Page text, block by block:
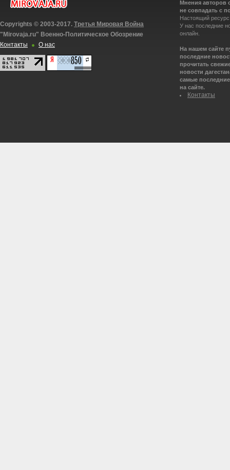
Copyrights © 2003-2017. Третья Мировая Война
"Mirovaja.ru" Военно-Политическое Обозрение
Контакты
О нас
Мнения авторов
не совпадать с
Настоящий
У нас последние
онлайн.
На нашем сайте
последние
прочитать
новости
самые
на сайте.
Контакты